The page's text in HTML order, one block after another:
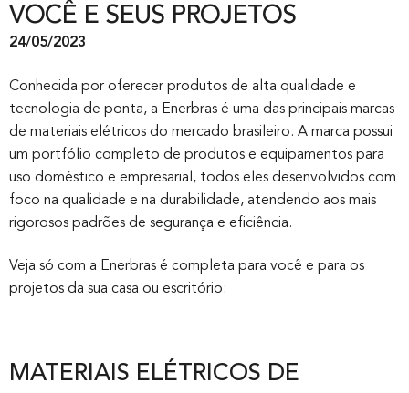
VOCÊ E SEUS PROJETOS
24/05/2023
Conhecida por oferecer produtos de alta qualidade e
tecnologia de ponta, a Enerbras é uma das principais marcas
de materiais elétricos do mercado brasileiro. A marca possui
um portfólio completo de produtos e equipamentos para
uso doméstico e empresarial, todos eles desenvolvidos com
foco na qualidade e na durabilidade, atendendo aos mais
rigorosos padrões de segurança e eficiência.
Veja só com a Enerbras é completa para você e para os
projetos da sua casa ou escritório:
MATERIAIS ELÉTRICOS DE